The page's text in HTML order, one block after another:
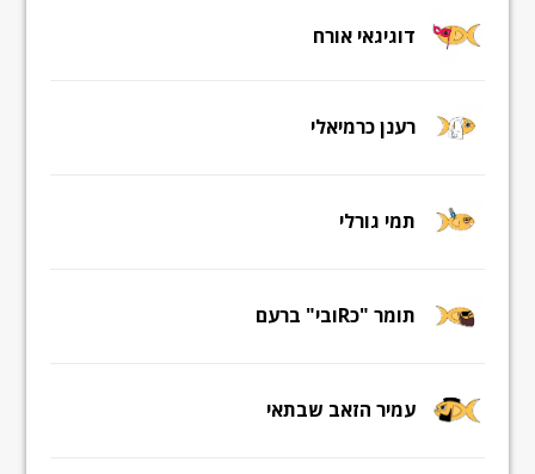
דוגיגאי אורח
רענן כרמיאלי
תמי גורלי
תומר "כRובי" ברעם
עמיר הזאב שבתאי